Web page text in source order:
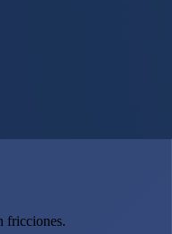
fricciones.